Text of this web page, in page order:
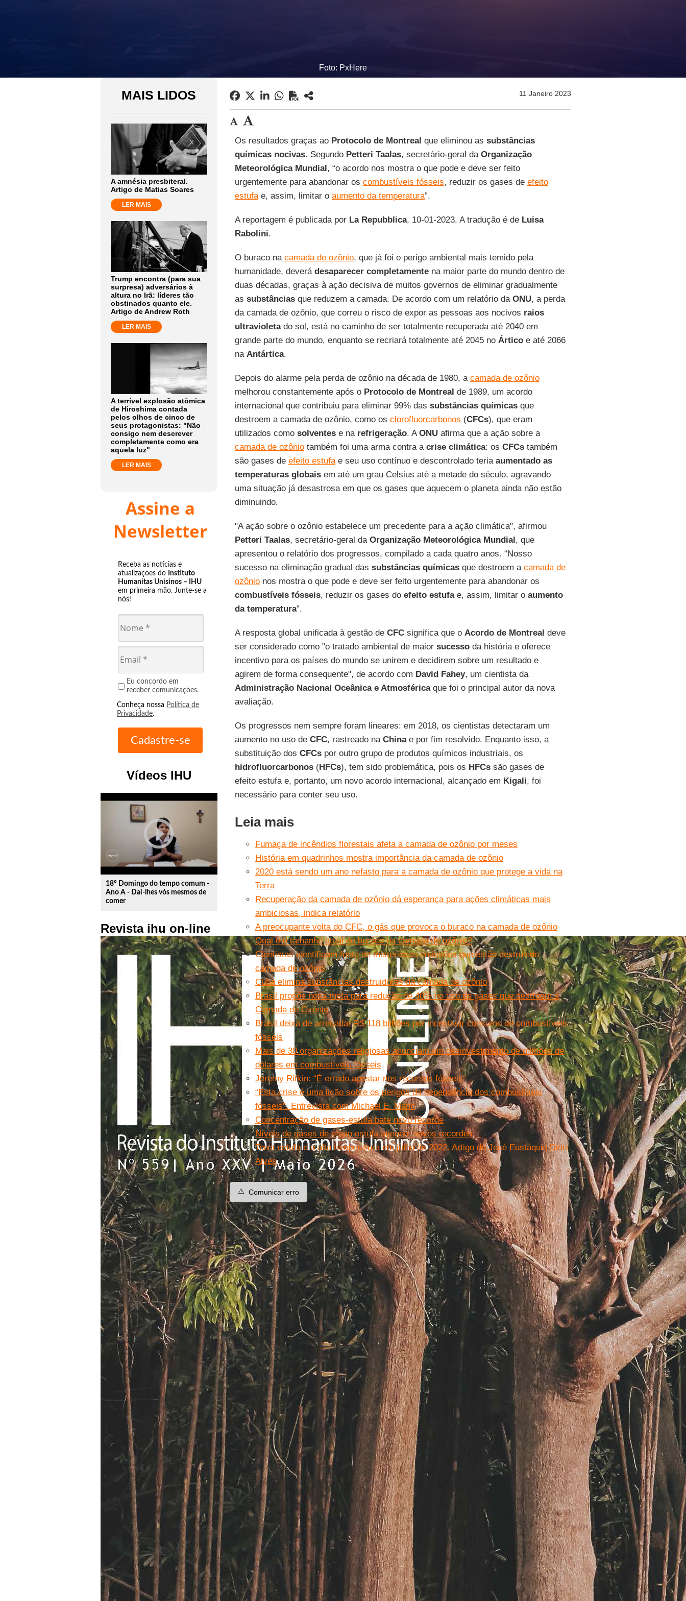
Foto: PxHere
MAIS LIDOS
A amnésia presbiteral.
Artigo de Matias Soares
LER MAIS
Trump encontra (para sua
surpresa) adversários à
altura no Irã: líderes tão
obstinados quanto ele.
Artigo de Andrew Roth
LER MAIS
A terrível explosão atômica
de Hiroshima contada
pelos olhos de cinco de
seus protagonistas: "Não
consigo nem descrever
completamente como era
aquela luz"
LER MAIS
Assine a
Newsletter
Receba as notícias e
atualizações do Instituto
Humanitas Unisinos – IHU
em primeira mão. Junte-se a
nós!
Eu concordo em
receber comunicações.
Conheça nossa Política de
Privacidade.
Vídeos IHU
play_circle_outline
18º Domingo do tempo comum -
Ano A - Dai-lhes vós mesmos de
comer
Revista ihu on-line
11 Janeiro 2023
Os resultados graças ao Protocolo de Montreal que eliminou as substâncias
químicas nocivas. Segundo Petteri Taalas, secretário-geral da Organização
Meteorológica Mundial, “o acordo nos mostra o que pode e deve ser feito
urgentemente para abandonar os combustíveis fósseis, reduzir os gases de efeito
estufae, assim, limitar o aumento da temperatura”.
A reportagem é publicada por La Repubblica, 10-01-2023. A tradução é de Luisa
Rabolini.
O buraco na camada de ozônio, que já foi o perigo ambiental mais temido pela
humanidade, deverá desaparecer completamentena maior parte do mundo dentro de
duas décadas, graças à ação decisiva de muitos governos de eliminar gradualmente
as substânciasque reduzem a camada. De acordo com um relatório da ONU, a perda
da camada de ozônio, que correu o risco de expor as pessoas aos nocivos raios
ultravioletado sol, está no caminho de ser totalmente recuperada até 2040 em
grande parte do mundo, enquanto se recriará totalmente até 2045 no Árticoe até 2066
na Antártica.
Depois do alarme pela perda de ozônio na década de 1980, a camada de ozônio
melhorou constantemente após o Protocolo de Montreal de 1989, um acordo
internacional que contribuiu para eliminar 99% das substâncias químicasque
destroem a camada de ozônio, como os clorofluorcarbonos (CFCs), que eram
utilizados como solventese na refrigeração. AONUafirma que a ação sobre a
camada de ozôniotambém foi uma arma contra a crise climática: os CFCstambém
são gases de efeito estufae seu uso contínuo e descontrolado teria aumentado as
temperaturas globaisem até um grau Celsius até a metade do século, agravando
uma situação já desastrosa em que os gases que aquecem o planeta ainda não estão
diminuindo.
"A ação sobre o ozônio estabelece um precedente para a ação climática", afirmou
Petteri Taalas, secretário-geral da Organização Meteorológica Mundial, que
apresentou o relatório dos progressos, compilado a cada quatro anos. “Nosso
sucesso na eliminação gradual das substâncias químicasque destroem a camada de
ozônionos mostra o que pode e deve ser feito urgentemente para abandonar os
combustíveis fósseis, reduzir os gases do efeito estufae, assim, limitar o aumento
da temperatura”.
A resposta global unificada à gestão de CFCsignifica que o Acordo de Montreal deve
ser considerado como "o tratado ambiental de maior sucessoda história e oferece
incentivo para os países do mundo se unirem e decidirem sobre um resultado e
agirem de forma consequente", de acordo com David Fahey, um cientista da
Administração Nacional Oceânica e Atmosféricaque foi o principal autor da nova
avaliação.
Os progressos nem sempre foram lineares: em 2018, os cientistas detectaram um
aumento no uso de CFC, rastreado na Chinae por fim resolvido. Enquanto isso, a
substituição dos CFCspor outro grupo de produtos químicos industriais, os
hidrofluorcarbonos(HFCs), tem sido problemática, pois os HFCssão gases de
efeito estufa e, portanto, um novo acordo internacional, alcançado em Kigali, foi
necessário para conter seu uso.
Leia mais
Fumaça de incêndios florestais afeta a camada de ozônio por meses
História em quadrinhos mostra importância da camada de ozônio
2020 está sendo um ano nefasto para a camada de ozônio que protege a vida na
Terra
Recuperação da camada de ozônio dá esperança para ações climáticas mais
ambiciosas, indica relatório
A preocupante volta do CFC, o gás que provoca o buraco na camada de ozônio
Qual é o tamanho atual do buraco na camada de ozônio?
Cientistas identificam fonte de misteriosas emissões que estão destruindo
camada de ozônio
Cuba elimina substâncias destruidoras da camada de ozônio
Brasil propõe nova meta para redução de 40% no uso de gases que destroem a
Camada de Ozônio
Brasil deixa de arrecadar R$ 118 bilhões por incentivar consumo de combustíveis
fósseis
Mais de 30 organizações religiosas anunciam um desinvestimento de milhões de
dólares em combustíveis fósseis
Jeremy Rifkin: “É errado apostar nos recursos fósseis”
“Esta crise é uma lição sobre os perigos da dependência dos combustíveis
fósseis”. Entrevista com Michael E. Mann
Concentração de gases-estufa bate novo recorde
Níveis de gases de efeito estufa atingem novos recordes
Terra estufa e a alta temperatura em julho de 2022. Artigo de José Eustáquio Diniz
Alves
⚠️ Comunicar erro